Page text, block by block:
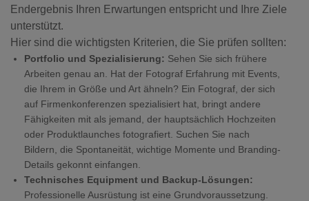
Endergebnis Ihren Erwartungen entspricht und Ihre Ziele
unterstützt.
Hier sind die wichtigsten Kriterien, die Sie prüfen sollten:
Portfolio und Spezialisierung: Sehen Sie sich frühere
Arbeiten genau an. Hat der Fotograf Erfahrung mit Events,
die Ihrem in Größe und Art ähneln? Ein Fotograf, der sich
auf Firmenkonferenzen spezialisiert hat, bringt andere
Fähigkeiten mit als jemand, der hauptsächlich Hochzeiten
oder Produktlaunches fotografiert. Suchen Sie nach
Bildern, die Spontaneität, wichtige Momente und Branding-
Details gekonnt einfangen.
Technisches Equipment und Backup-Lösungen:
Professionelle Ausrüstung ist eine Grundvoraussetzung.